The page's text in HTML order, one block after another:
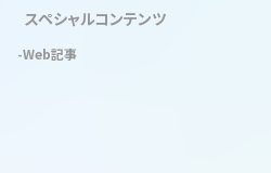
スペシャルコンテンツ
Web記事